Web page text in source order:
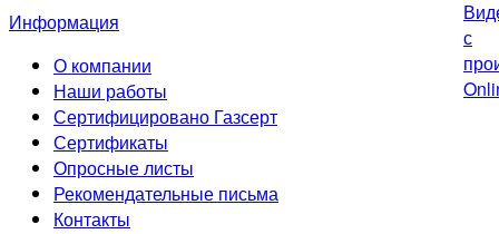
Информация
О компании
Наши работы
Сертифицировано Газсерт
Сертификаты
Опросные листы
Рекомендательные письма
Контакты